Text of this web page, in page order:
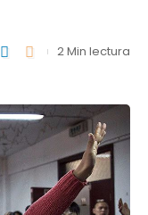
2 Min lectura